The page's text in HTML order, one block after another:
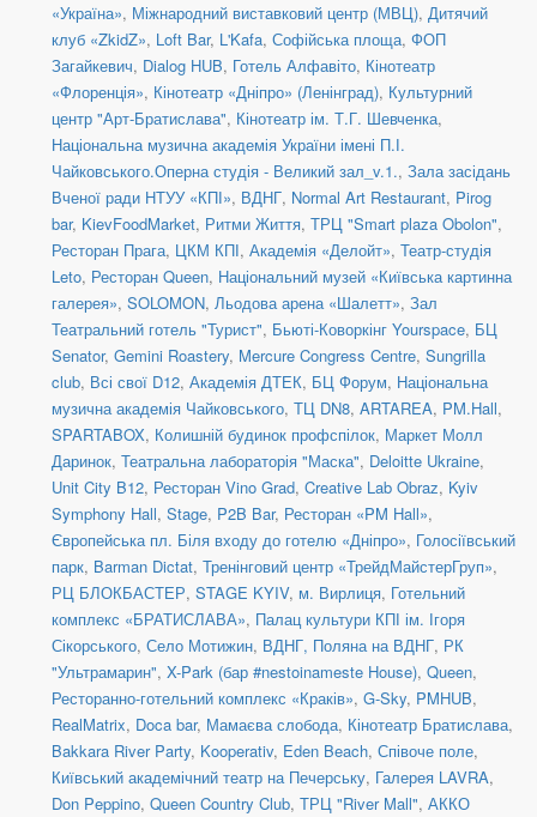
«Україна», Міжнародний виставковий центр (МВЦ), Дитячий
клуб «ZkidZ», Loft Bar, L'Kafa, Софійська площа, ФОП
Загайкевич, Dialog HUB, Готель Алфавіто, Кінотеатр
«Флоренція», Кінотеатр «Дніпро» (Ленінград), Культурний
центр "Арт-Братислава", Кінотеатр ім. Т.Г. Шевченка,
Національна музична академія України імені П.І.
Чайковського.Оперна студія - Великий зал_v.1., Зала засідань
Вченої ради НТУУ «КПІ», ВДНГ, Normal Art Restaurant, Pirog
bar, KievFoodMarket, Ритми Життя, ТРЦ "Smart plaza Obolon",
Ресторан Прага, ЦКМ КПІ, Академія «Делойт», Театр-студія
Leto, Ресторан Queen, Національний музей «Київська картинна
галерея», SOLOMON, Льодова арена «Шалетт», Зал
Театральний готель "Турист", Бьюті-Коворкінг Yourspace, БЦ
Senator, Gemini Roastery, Mercure Congress Centre, Sungrilla
club, Всі свої D12, Академія ДТЕК, БЦ Форум, Національна
музична академія Чайковського, ТЦ DN8, ARTAREA, PM.Hall,
SPARTABOX, Колишній будинок профспілок, Маркет Молл
Даринок, Театральна лабораторія "Маска", Deloitte Ukraine,
Unit City B12, Ресторан Vino Grad, Creative Lab Obraz, Kyiv
Symphony Hall, Stage, P2B Bar, Ресторан «PM Hall»,
Європейська пл. Біля входу до готелю «Дніпро», Голосіївський
парк, Barman Dictat, Тренінговий центр «ТрейдМайстерГруп»,
РЦ БЛОКБАСТЕР, STAGE KYIV, м. Вирлиця, Готельний
комплекс «БРАТИСЛАВА», Палац культури КПІ ім. Ігоря
Сікорського, Село Мотижин, ВДНГ, Поляна на ВДНГ, РК
"Ультрамарин", X-Park (бар #nestoinameste House), Queen,
Ресторанно-готельний комплекс «Краків», G-Sky, PMHUB,
RealMatrix, Doca bar, Мамаєва слобода, Кінотеатр Братислава,
Bakkara River Party, Kooperativ, Eden Beach, Співоче поле,
Київський академічний театр на Печерську, Галерея LAVRA,
Don Peppino, Queen Country Club, ТРЦ "River Mall", АККО